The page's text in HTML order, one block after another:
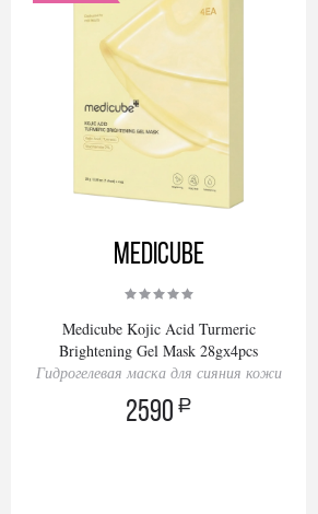
Medicube
Medicube Kojic Acid Turmeric
Brightening Gel Mask 28gх4pcs
Гидрогелевая маска для сияния кожи
2590 a